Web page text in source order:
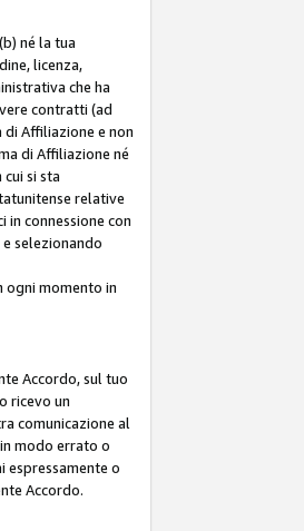
né la tua
licenza,
che ha
contratti (ad
Affiliazione e non
di Affiliazione né
si sta
relative
connessione con
selezionando
ogni momento in
Accordo, sul tuo
ricevo un
comunicazione al
modo errato o
espressamente o
Accordo.